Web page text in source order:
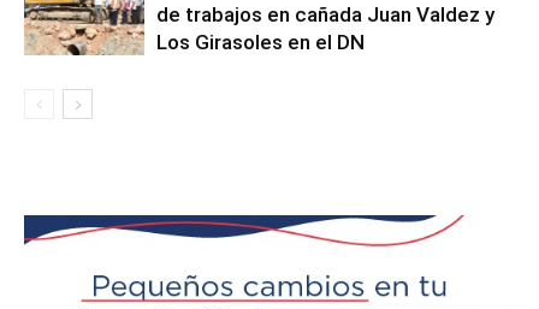
de trabajos en cañada Juan Valdez y
Los Girasoles en el DN